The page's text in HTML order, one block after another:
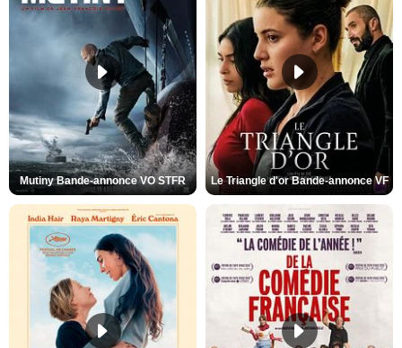
Mutiny Bande-annonce VO STFR Le Triangle d'or Bande-annonce VF